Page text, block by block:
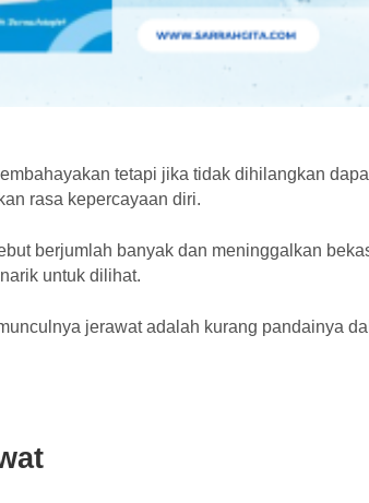
tetapi jika tidak dihilangkan
rasa kepercayaan diri.
berjumlah banyak dan meninggalkan
untuk dilihat.
jerawat adalah kurang pandainya